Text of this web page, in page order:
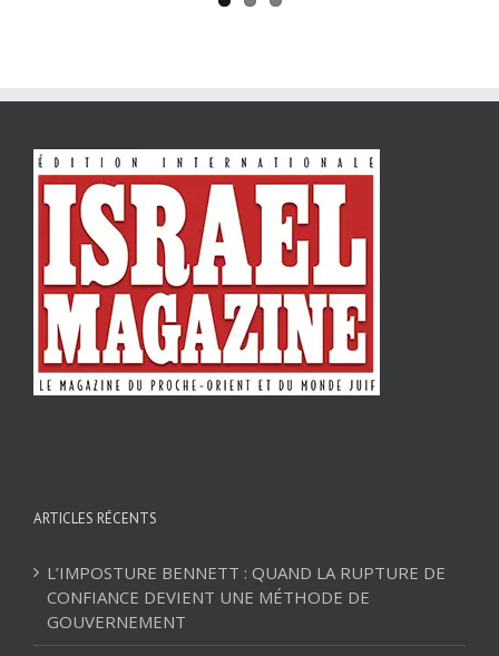
ARTICLES RÉCENTS
L’IMPOSTURE BENNETT : QUAND LA RUPTURE DE
CONFIANCE DEVIENT UNE MÉTHODE DE
GOUVERNEMENT